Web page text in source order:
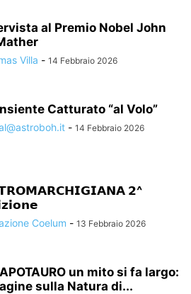
al Premio Nobel John
Villa - 14 Febbraio 2026
Catturato “al Volo”
- 14 Febbraio 2026
𝟮^
Coelum - 13 Febbraio 2026
un mito si fa largo:
sulla Natura di...